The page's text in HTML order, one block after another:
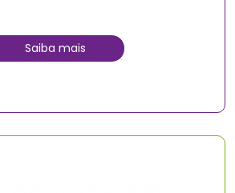
Saiba mais